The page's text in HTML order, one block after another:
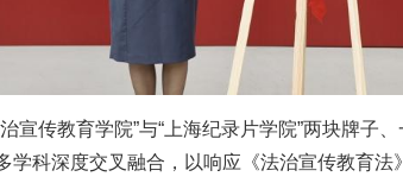
宣传教育学院”与“上海纪录片学院”两块牌子
学科深度交叉融合，以响应《法治宣传教育法